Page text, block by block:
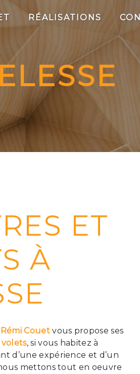
RÉALISATIONS
ET
À
Couetvous propose ses
, si vous habitez à
d’une expérience et d’un
mettons tout en oeuvre